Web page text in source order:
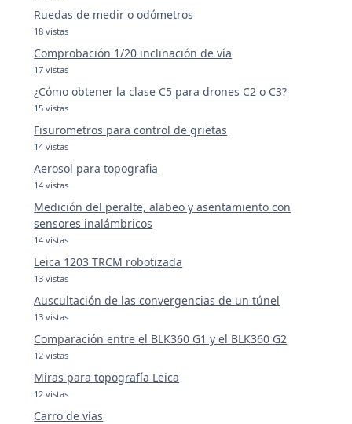
Ruedas de medir o odómetros
18 vistas
Comprobación 1/20 inclinación de vía
17 vistas
¿Cómo obtener la clase C5 para drones C2 o C3?
15 vistas
Fisurometros para control de grietas
14 vistas
Aerosol para topografia
14 vistas
Medición del peralte, alabeo y asentamiento con
sensores inalámbricos
14 vistas
Leica 1203 TRCM robotizada
13 vistas
Auscultación de las convergencias de un túnel
13 vistas
Comparación entre el BLK360 G1 y el BLK360 G2
12 vistas
Miras para topografía Leica
12 vistas
Carro de vías